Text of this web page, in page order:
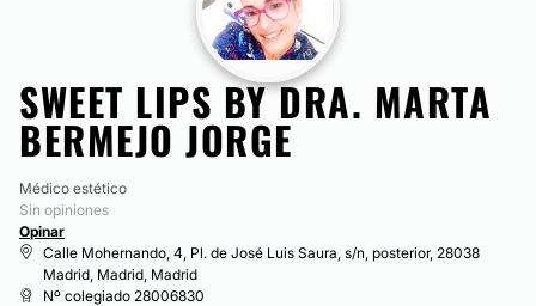
SWEET LIPS BY DRA. MARTA
BERMEJO JORGE
Médico estético
Sin opiniones
Opinar
Calle Mohernando, 4, Pl. de José Luis Saura, s/n, posterior, 28038
Madrid, Madrid, Madrid
Nº colegiado 28006830